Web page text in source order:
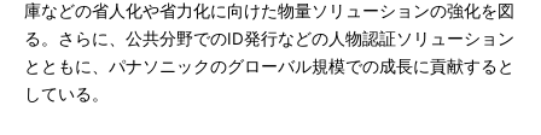
庫などの省人化や省力化に向けた物量ソリューションの強化を図
る。さらに、公共分野でのID発行などの人物認証ソリューション
とともに、パナソニックのグローバル規模での成長に貢献すると
している。